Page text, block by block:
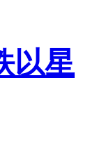
以星